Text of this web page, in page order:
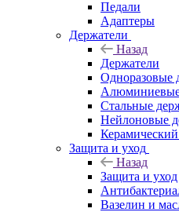
Педали
Адаптеры
Держатели
Назад
Держатели
Одноразовые
Алюминиевые
Стальные
Нейлоновые
Защита и уход
Назад
Защита и уход
Вазелин и